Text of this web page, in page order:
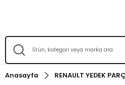
Anasayfa RENAULT YEDEK